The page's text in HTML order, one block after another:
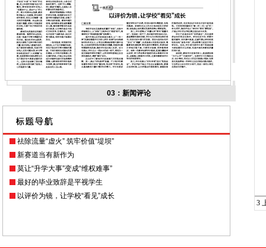
03：新闻评论
祛除流量“虚火” 筑牢价值“堤坝”
新赛道当有新作为
莫让“升学大事”变成“维权难事”
最好的毕业致辞是平视学生
以评价为镜，让学校“看见”成长
3